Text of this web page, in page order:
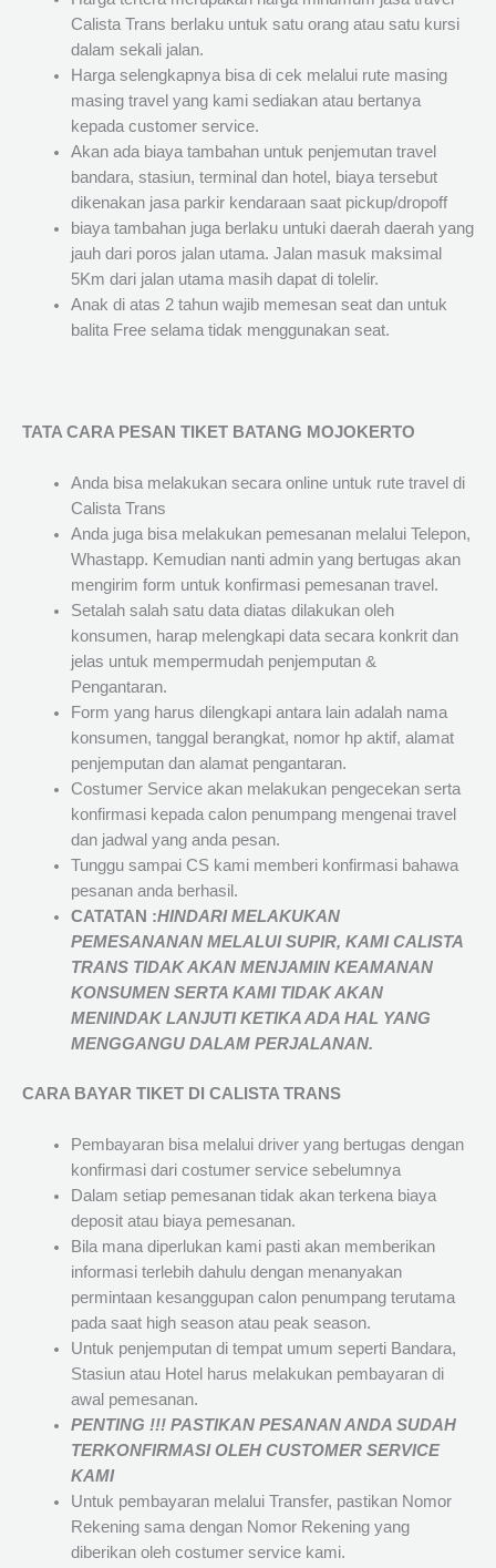
Calista Trans berlaku untuk satu orang atau satu kursi
dalam sekali jalan.
Harga selengkapnya bisa di cek melalui rute masing
masing travel yang kami sediakan atau bertanya
kepada customer service.
Akan ada biaya tambahan untuk penjemutan travel
bandara, stasiun, terminal dan hotel, biaya tersebut
dikenakan jasa parkir kendaraan saat pickup/dropoff
biaya tambahan juga berlaku untuki daerah daerah yang
jauh dari poros jalan utama. Jalan masuk maksimal
5Km dari jalan utama masih dapat di tolelir.
Anak di atas 2 tahun wajib memesan seat dan untuk
balita Free selama tidak menggunakan seat.
TATA CARA PESAN TIKET BATANG MOJOKERTO
Anda bisa melakukan secara online untuk rute travel di
Calista Trans
Anda juga bisa melakukan pemesanan melalui Telepon,
Whastapp. Kemudian nanti admin yang bertugas akan
mengirim form untuk konfirmasi pemesanan travel.
Setalah salah satu data diatas dilakukan oleh
konsumen, harap melengkapi data secara konkrit dan
jelas untuk mempermudah penjemputan &
Pengantaran.
Form yang harus dilengkapi antara lain adalah nama
konsumen, tanggal berangkat, nomor hp aktif, alamat
penjemputan dan alamat pengantaran.
Costumer Service akan melakukan pengecekan serta
konfirmasi kepada calon penumpang mengenai travel
dan jadwal yang anda pesan.
Tunggu sampai CS kami memberi konfirmasi bahawa
pesanan anda berhasil.
CATATAN :HINDARI MELAKUKAN
PEMESANANAN MELALUI SUPIR, KAMICALISTA
TRANSTIDAK AKAN MENJAMINKEAMANAN
KONSUMEN SERTA KAMI TIDAK AKAN
MENINDAK LANJUTI KETIKA ADA HAL YANG
MENGGANGU DALAM PERJALANAN.
CARA BAYAR TIKET DI CALISTA TRANS
Pembayaran bisa melalui driver yang bertugas dengan
konfirmasi dari costumer service sebelumnya
Dalam setiap pemesanan tidak akan terkena biaya
deposit atau biaya pemesanan.
Bila mana diperlukan kami pasti akan memberikan
informasi terlebih dahulu dengan menanyakan
permintaan kesanggupan calon penumpang terutama
pada saat high season atau peak season.
Untuk penjemputan di tempat umum seperti Bandara,
Stasiun atau Hotel harus melakukan pembayaran di
awal pemesanan.
PENTING !!! PASTIKAN PESANAN ANDA SUDAH
TERKONFIRMASI OLEH CUSTOMER SERVICE
KAMI
Untuk pembayaran melalui Transfer, pastikan Nomor
Rekening sama dengan Nomor Rekening yang
diberikan oleh costumer service kami.